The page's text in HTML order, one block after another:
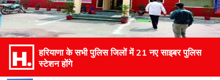
हरियाणा के सभी पुलिस जिलों में 21 नए साइबर पुलिस
स्टेशन होंगे